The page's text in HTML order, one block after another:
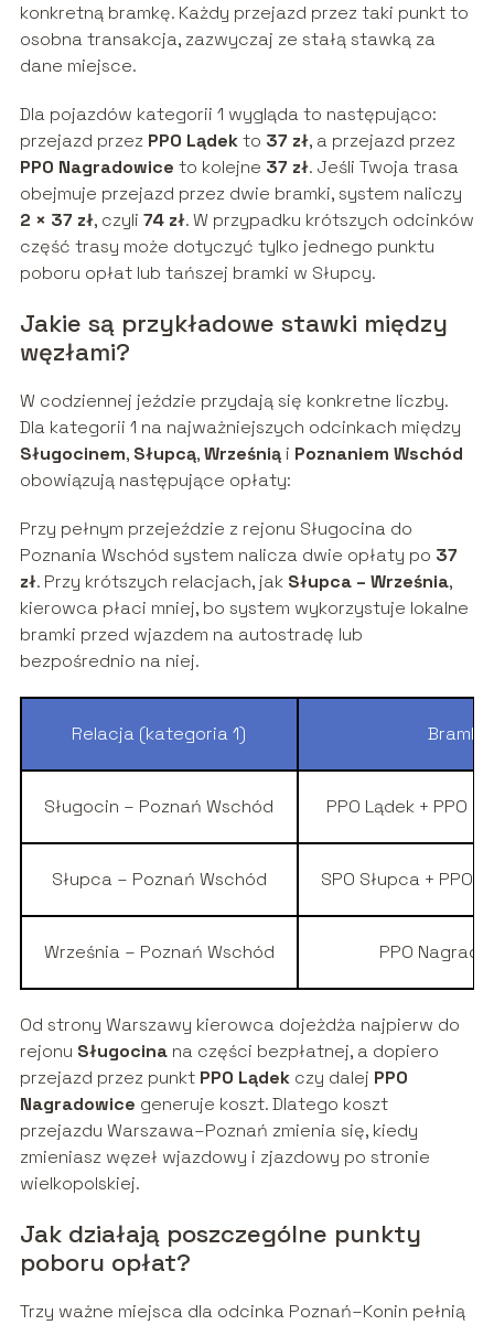
konkretną bramkę. Każdy przejazd przez taki punkt to
osobna transakcja, zazwyczaj ze stałą stawką za
dane miejsce.
Dla pojazdów kategorii 1 wygląda to następująco:
przejazd przez PPO Lądekto 37 zł, a przejazd przez
PPO Nagradowice to kolejne 37 zł. Jeśli Twoja trasa
obejmuje przejazd przez dwie bramki, system naliczy
2 × 37 zł, czyli 74 zł. W przypadku krótszych odcinków
część trasy może dotyczyć tylko jednego punktu
poboru opłat lub tańszej bramki w Słupcy.
Jakie są przykładowe stawki między
węzłami?
W codziennej jeździe przydają się konkretne liczby.
Dla kategorii 1 na najważniejszych odcinkach między
Sługocinem, Słupcą,Wrześniąi Poznaniem Wschód
obowiązują następujące opłaty:
Przy pełnym przejeździe z rejonu Sługocina do
Poznania Wschód system nalicza dwie opłaty po 37
zł. Przy krótszych relacjach, jak Słupca – Września,
kierowca płaci mniej, bo system wykorzystuje lokalne
bramki przed wjazdem na autostradę lub
bezpośrednio na niej.
Relacja (kategoria 1) Bramki
Sługocin – Poznań Wschód PPO Lądek + PPO
Słupca – Poznań Wschód SPO Słupca + PPO
Września – Poznań Wschód PPO
Od strony Warszawy kierowca dojeżdża najpierw do
rejonu Sługocinana części bezpłatnej, a dopiero
przejazd przez punkt PPO Lądekczy dalej PPO
Nagradowice generuje koszt. Dlatego koszt
przejazdu Warszawa–Poznań zmienia się, kiedy
zmieniasz węzeł wjazdowy i zjazdowy po stronie
wielkopolskiej.
Jak działają poszczególne punkty
poboru opłat?
Trzy ważne miejsca dla odcinka Poznań–Konin pełnią